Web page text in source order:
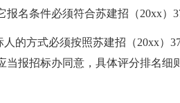
报名条件必须符合苏建招（20xx）
人的方式必须按照苏建招（20xx）
当报招标办同意，具体评分排名